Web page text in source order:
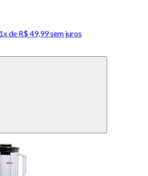
de R$ 49,99sem juros